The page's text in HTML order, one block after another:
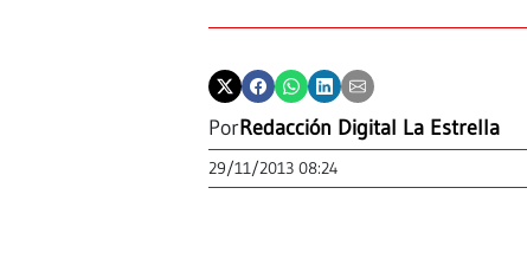
PorRedacción Digital La Estrella
29/11/2013 08:24